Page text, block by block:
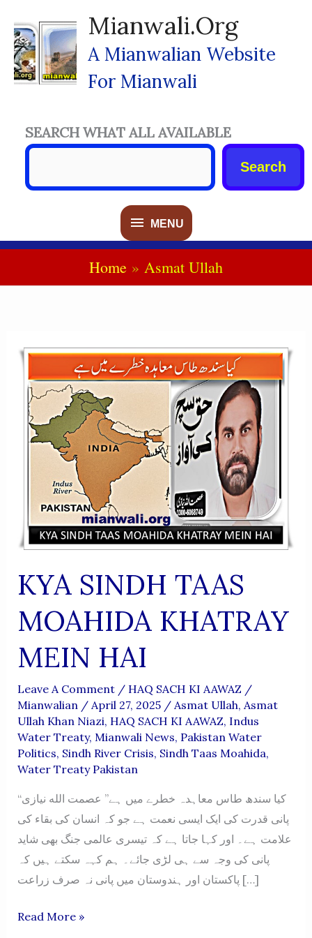
Content
Mianwali.org
A Mianwalian Website
For Mianwali
MENU
MENU
SEARCH WHAT ALL AVAILABLE
Search
Home Asmat Ullah
KYA SINDH TAAS
MOAHIDA KHATRAY
MEIN HAI
Leave A Comment / HAQ SACH KI AAWAZ /
Mianwalian / April 27, 2025 / Asmat Ullah, Asmat
Ullah Khan Niazi, HAQ SACH KI AAWAZ, Indus
Water Treaty, Mianwali News, Pakistan Water
Politics, Sindh River Crisis, Sindh Taas Moahida,
Water Treaty Pakistan
“کیا سندھ طاس معاہدہ خطرے میں ہے” عصمت الله نیازی
پانی قدرت کی ایک ایسی نعمت ہے جو کہ انسان کی بقاء کی
علامت ہے۔ اور کہا جاتا ہے کہ تیسری عالمی جنگ بھی شاید
پانی کی وجہ سے ہی لڑی جائے۔ ہم کہہ سکتے ہیں کہ
پاکستان اور ہندوستان میں پانی نہ صرف زراعت […]
KYA
Read More »